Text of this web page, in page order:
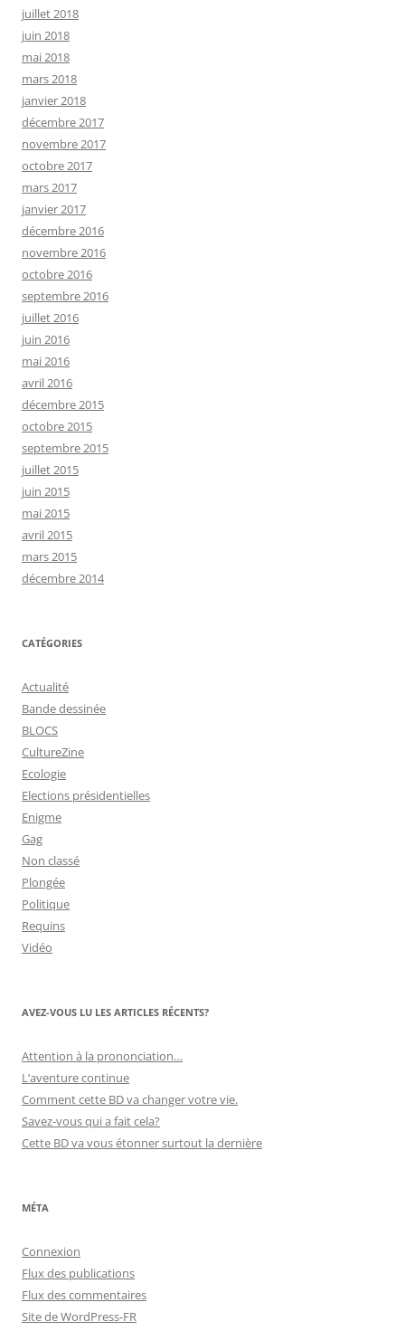
juillet 2018
juin 2018
mai 2018
mars 2018
janvier 2018
décembre 2017
novembre 2017
octobre 2017
mars 2017
janvier 2017
décembre 2016
novembre 2016
octobre 2016
septembre 2016
juillet 2016
juin 2016
mai 2016
avril 2016
décembre 2015
octobre 2015
septembre 2015
juillet 2015
juin 2015
mai 2015
avril 2015
mars 2015
décembre 2014
CATÉGORIES
Actualité
Bande dessinée
BLOCS
CultureZine
Ecologie
Elections présidentielles
Enigme
Gag
Non classé
Plongée
Politique
Requins
Vidéo
AVEZ-VOUS LU LES ARTICLES RÉCENTS?
Attention à la prononciation…
L’aventure continue
Comment cette BD va changer votre vie.
Savez-vous qui a fait cela?
Cette BD va vous étonner surtout la dernière
MÉTA
Connexion
Flux des publications
Flux des commentaires
Site de WordPress-FR